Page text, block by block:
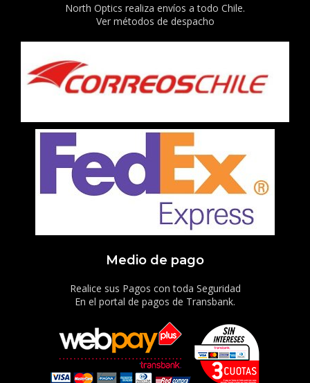
North Optics realiza envíos a todo Chile.
Ver métodos de despacho
Medio de pago
Realice sus Pagos con toda Seguridad
En el portal de pagos de Transbank.